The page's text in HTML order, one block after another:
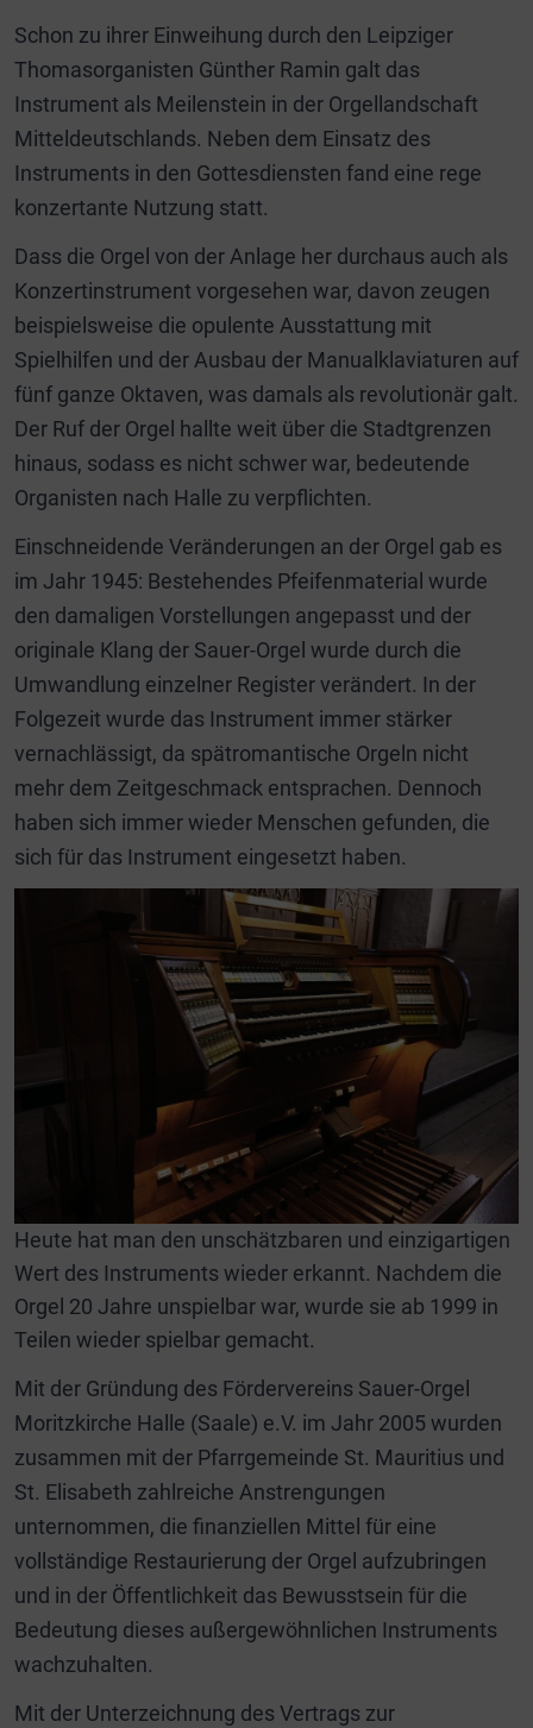
Schon zu ihrer Einweihung durch den Leipziger
Thomasorganisten Günther Ramin galt das
Instrument als Meilenstein in der Orgellandschaft
Mitteldeutschlands. Neben dem Einsatz des
Instruments in den Gottesdiensten fand eine rege
konzertante Nutzung statt.
Dass die Orgel von der Anlage her durchaus auch als
Konzertinstrument vorgesehen war, davon zeugen
beispielsweise die opulente Ausstattung mit
Spielhilfen und der Ausbau der Manualklaviaturen auf
fünf ganze Oktaven, was damals als revolutionär galt.
Der Ruf der Orgel hallte weit über die Stadtgrenzen
hinaus, sodass es nicht schwer war, bedeutende
Organisten nach Halle zu verpflichten.
Einschneidende Veränderungen an der Orgel gab es
im Jahr 1945: Bestehendes Pfeifenmaterial wurde
den damaligen Vorstellungen angepasst und der
originale Klang der Sauer-Orgel wurde durch die
Umwandlung einzelner Register verändert. In der
Folgezeit wurde das Instrument immer stärker
vernachlässigt, da spätromantische Orgeln nicht
mehr dem Zeitgeschmack entsprachen. Dennoch
haben sich immer wieder Menschen gefunden, die
sich für das Instrument eingesetzt haben.
Heute hat man den unschätzbaren und einzigartigen
Wert des Instruments wieder erkannt. Nachdem die
Orgel 20 Jahre unspielbar war, wurde sie ab 1999 in
Teilen wieder spielbar gemacht.
Mit der Gründung des Fördervereins Sauer-Orgel
Moritzkirche Halle (Saale) e.V. im Jahr 2005 wurden
zusammen mit der Pfarrgemeinde St. Mauritius und
St. Elisabeth zahlreiche Anstrengungen
unternommen, die finanziellen Mittel für eine
vollständige Restaurierung der Orgel aufzubringen
und in der Öffentlichkeit das Bewusstsein für die
Bedeutung dieses außergewöhnlichen Instruments
wachzuhalten.
Mit der Unterzeichnung des Vertrags zur